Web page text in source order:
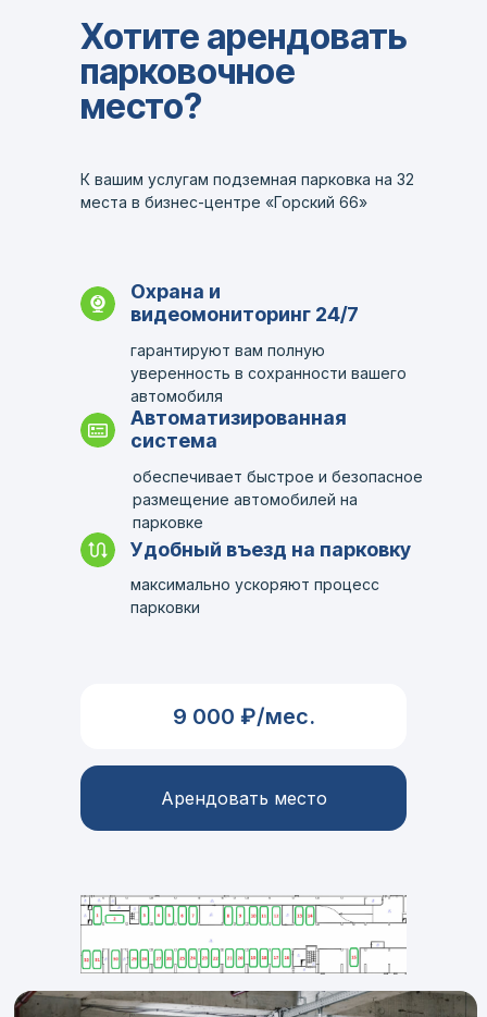
К вашим услугам подземная парковка на 32
места в бизнес-центре «Горский 66»
Хотите арендовать
парковочное
место?
Арендовать место
9 000 ₽/мес.
Удобный въезд на парковку
максимально ускоряют процесс
парковки
Автоматизированная
система
обеспечивает быстрое и безопасное
размещение автомобилей на
парковке
Охрана и
видеомониторинг 24/7
гарантируют вам полную
уверенность в сохранности вашего
автомобиля